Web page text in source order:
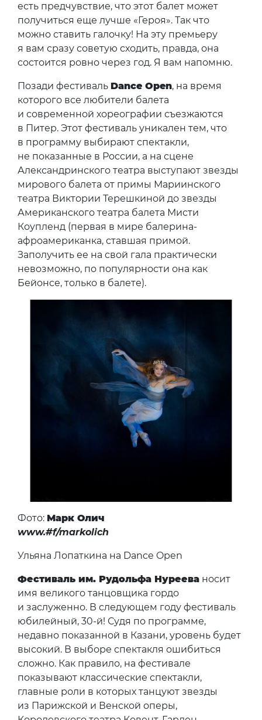
есть предчувствие, что этот балет может
получиться еще лучше «Героя». Так что
можно ставить галочку! На эту премьеру
я вам сразу советую сходить, правда, она
состоится ровно через год. Я вам напомню.
Позади фестиваль Dance Open, на время
которого все любители балета
и современной хореографии съезжаются
в Питер. Этот фестиваль уникален тем, что
в программу выбирают спектакли,
не показанные в России, а на сцене
Александринского театра выступают звезды
мирового балета от примы Мариинского
театра Виктории Терешкиной до звезды
Американского театра балета Мисти
Коупленд (первая в мире балерина-
афроамериканка, ставшая примой.
Заполучить ее на свой гала практически
невозможно, по популярности она как
Бейонсе, только в балете).
Фото: Марк Олич
www.#f/markolich
Ульяна Лопаткина на Dance Open
Фестиваль им. Рудольфа Нуреева носит
имя великого танцовщика гордо
и заслуженно. В следующем году фестиваль
юбилейный, 30-й! Судя по программе,
недавно показанной в Казани, уровень будет
высокий. В выборе спектакля ошибиться
сложно. Как правило, на фестивале
показывают классические спектакли,
главные роли в которых танцуют звезды
из Парижской и Венской оперы,